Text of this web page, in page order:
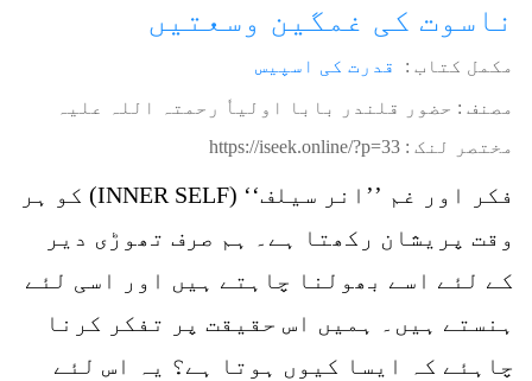
ناسوت کی غمگین وسعتیں
مکمل کتاب : قدرت کی اسپیس
مصنف : حضور قلندر بابا اولیاٗ رحمتہ اللہ علیہ
مختصر لنک : https://iseek.online/?p=33
فکر اور غم ’’انر سیلف‘‘ (INNER SELF) کو ہر
وقت پریشان رکھتا ہے۔ ہم صرف تھوڑی دیر
کے لئے اسے بھولنا چاہتے ہیں اور اسی لئے
ہنستے ہیں۔ ہمیں اس حقیقت پر تفکر کرنا
چاہئے کہ ایسا کیوں ہوتا ہے؟ یہ اس لئے